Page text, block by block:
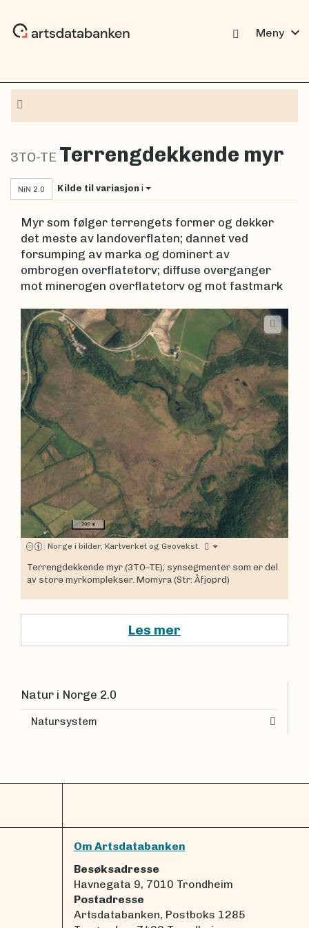
Meny expand_more
3TO-TE Terrengdekkende myr
NiN 2.0 Kilde til variasjon i
Myr som følger terrengets former og dekker
det meste av landoverflaten; dannet ved
forsumping av marka og dominert av
ombrogen overflatetorv; diffuse overganger
mot minerogen overflatetorv og mot fastmark
| Norge i bilder, Kartverket og Geovekst.
Terrengdekkende myr (3TO–TE); synsegmenter som er del
av store myrkomplekser. Momyra (Str: Åfjoprd)
Les mer
Natur i Norge 2.0
Natursystem
Om Artsdatabanken
Besøksadresse
Havnegata 9, 7010 Trondheim
Postadresse
Artsdatabanken, Postboks 1285